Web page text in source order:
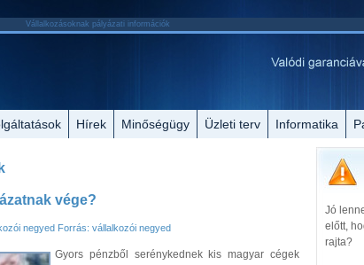
Vállalkozásoknak pályázati információk
Hírek Minőségügy Üzleti terv Informatika
vége?
negyed Forrás: vállalkozói negyed
Gyors pénzből serénykednek kis magyar cégek
Jó
előtt,
rajta?